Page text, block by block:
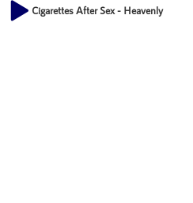
Cigarettes After Sex - Heavenly